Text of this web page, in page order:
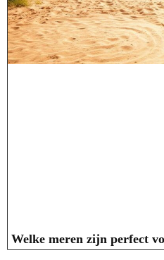
Welke meren zijn perfect